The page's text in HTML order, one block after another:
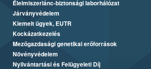
Élelmiszerlánc-biztonsági laborhálózat
Járványvédelem
Kiemelt ügyek, EUTR
Kockázatkezelés
Mezőgazdasági genetikai erőforrások
Növényvédelem
Nyilvántartási és Felügyeleti Díj